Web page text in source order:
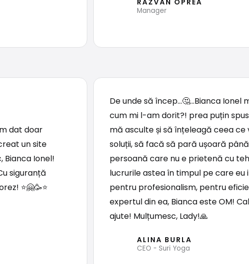
RĂZVAN OPREA
Manager
dat doar
un site
Bianca Ionel!
siguranță
⭐🤗🥳⭐
De unde să încep...🤔...Bianca
cum mi l-am dorit?! prea puțin
mă asculte și să înțeleagă ceea ce
soluții, să facă să pară ușoară
persoană care nu e prietenă cu
lucrurile astea în timpul pe care
pentru profesionalism, pentru
expertul din ea, Bianca este OM!
ajute! Mulțumesc, Lady!🙏
ALINA BURLA
CEO - Suri Yoga